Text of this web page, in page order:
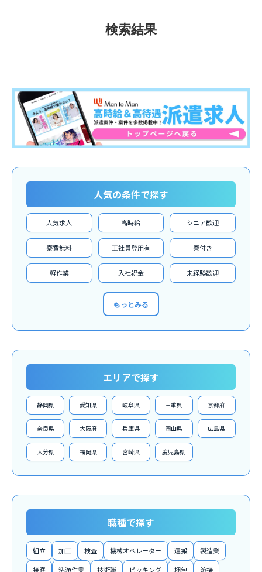
検索結果
人気の条件で探す
人気求人 高時給 シニア歓迎
寮費無料 正社員登用有 寮付き
軽作業 入社祝金 未経験歓迎
もっとみる
エリアで探す
静岡県 愛知県 岐阜県 三重県 京都府
奈良県 大阪府 兵庫県 岡山県 広島県
大分県 福岡県 宮崎県 鹿児島県
職種で探す
組立 加工 検査 機械オペレーター 運搬 製造業
接客 洗浄作業 技術職 ピッキング 梱包 溶接